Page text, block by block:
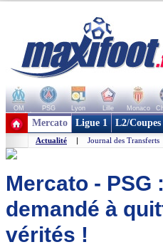
OM PSG Lyon Lille Monaco
+ de clubs
Mercato Ligue 1 L2/Coupes
Actualité | Journal des Transferts
Mercato -
demandé à
vérités !